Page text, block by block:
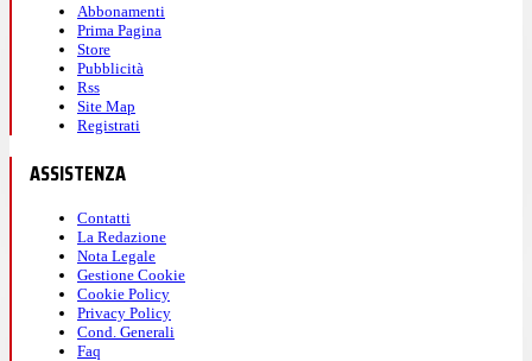
Abbonamenti
Prima Pagina
Store
Pubblicità
Rss
Site Map
Registrati
ASSISTENZA
Contatti
La Redazione
Nota Legale
Gestione Cookie
Cookie Policy
Privacy Policy
Cond. Generali
Faq